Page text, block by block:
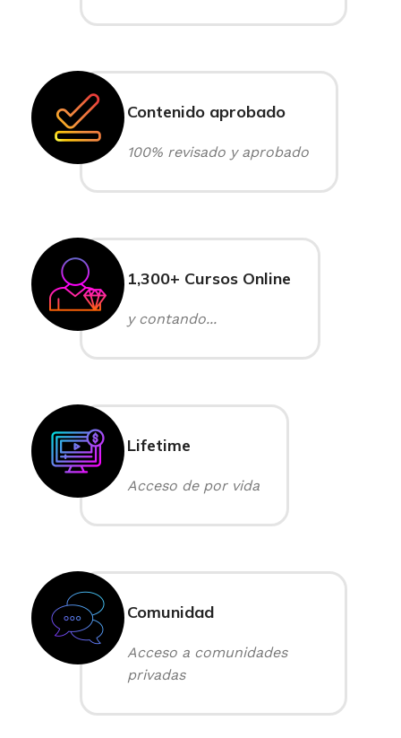
Contenido aprobado
100% revisado y aprobado
1,300+ Cursos Online
y contando...
Lifetime
Acceso de por vida
Comunidad
Acceso a comunidades
privadas